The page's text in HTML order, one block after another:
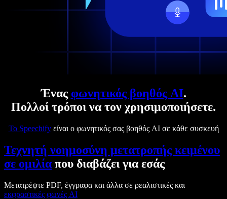
Ένας φωνητικός βοηθός AI.
Πολλοί τρόποι να τον χρησιμοποιήσετε.
Το Speechifyείναι ο φωνητικός σας βοηθός AI σε κάθε συσκευή
Τεχνητή νοημοσύνη μετατροπής κειμένου
σε ομιλία που διαβάζει για εσάς
Μετατρέψτε PDF, έγγραφα και άλλα σε ρεαλιστικές και
εκφραστικές φωνές AI